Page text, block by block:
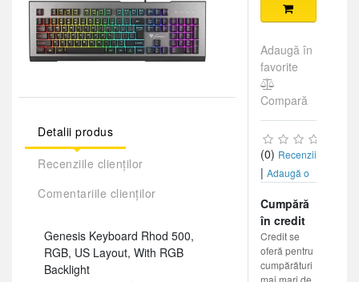
Detalii produs
Recenziile clienților
Comentariile clienților
Genesis Keyboard Rhod 500,
RGB, US Layout, With RGB
Backlight
Adaugă în
favorite
Compară
(0) Recenzii
| Adaugă o
Cumpără
în credit
Credit se
oferă pentru
cumpărături
mai mari de